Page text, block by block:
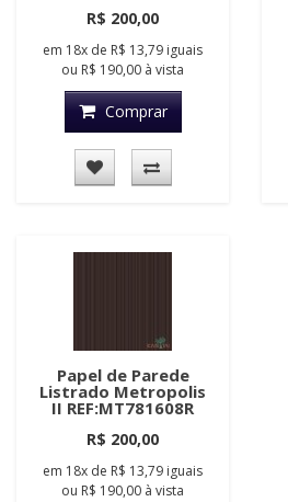
R$ 200,00
em 18x de R$ 13,79 iguais
ou R$ 190,00 à vista
Comprar
Papel de Parede
Listrado Metropolis
II REF:MT781608R
R$ 200,00
em 18x de R$ 13,79 iguais
ou R$ 190,00 à vista